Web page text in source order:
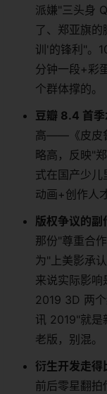
派嫌"三头身
了、郑亚旗
训'的锋利"。
分钟一段+彩
个群体撑的。
豆瓣 8.4 首季
高——《皮皮
略高，反映"
式在国产少
动画+创作人
版权争议的副
那份"尊重合
为"上美影承
来说实际影
2019 3D 两
讯 2019"就是
老版，别混。
衍生开发走得
前后零星翻